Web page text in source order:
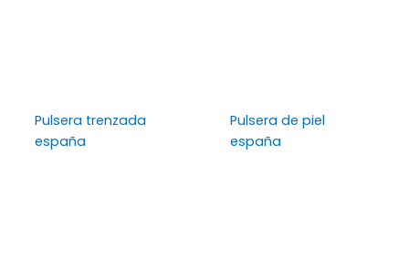
Pulsera trenzada
españa
Pulsera de piel
españa